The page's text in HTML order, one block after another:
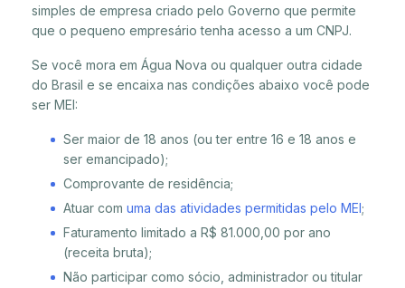
simples de empresa criado pelo Governo que permite
que o pequeno empresário tenha acesso a um CNPJ.
Se você mora em Água Nova ou qualquer outra cidade
do Brasil e se encaixa nas condições abaixo você pode
ser MEI:
Ser maior de 18 anos (ou ter entre 16 e 18 anos e
ser emancipado);
Comprovante de residência;
Atuar com uma das atividades permitidas pelo MEI;
Faturamento limitado a R$ 81.000,00 por ano
(receita bruta);
Não participar como sócio, administrador ou titular